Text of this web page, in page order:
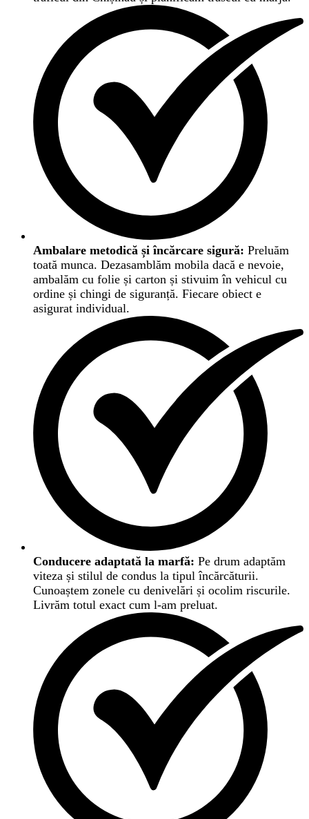
Ambalare metodică și încărcare sigură: Preluăm
toată munca. Dezasamblăm mobila dacă e nevoie,
ambalăm cu folie și carton și stivuim în vehicul cu
ordine și chingi de siguranță. Fiecare obiect e
asigurat individual.
Conducere adaptată la marfă: Pe drum adaptăm
viteza și stilul de condus la tipul încărcăturii.
Cunoaștem zonele cu denivelări și ocolim riscurile.
Livrăm totul exact cum l-am preluat.